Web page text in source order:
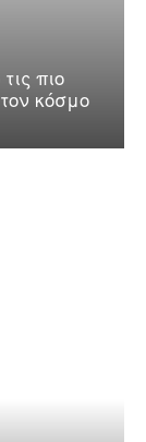
πιο
κόσμο